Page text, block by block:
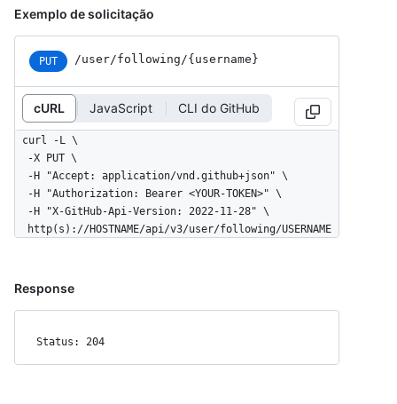
Exemplo de solicitação
PUT /user/following /{username}
cURL JavaScript CLI do GitHub
curl -L \
  http(s)://HOSTNAME/api/v3/user/following/USERNAME
Response
Status: 204